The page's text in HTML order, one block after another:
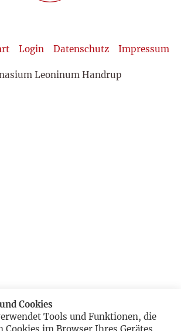
Login Datenschutz Impressum
Leoninum Handrup
Cookies
Tools und Funktionen, die
Cookies im Browser Ihres Gerätes